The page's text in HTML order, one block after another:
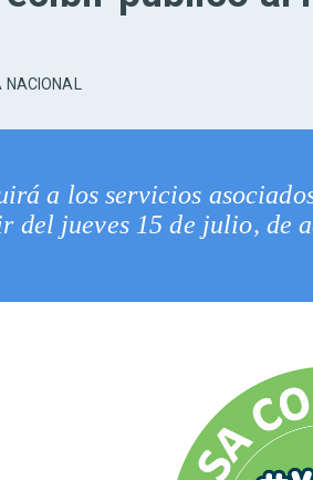
a los servicios
del jueves 15 de julio, de